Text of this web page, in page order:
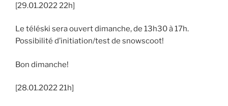
[29.01.2022 22h]
Le téléski sera ouvert dimanche, de 13h30 à 17h.
Possibilité d’initiation/test de snowscoot!
Bon dimanche!
[28.01.2022 21h]